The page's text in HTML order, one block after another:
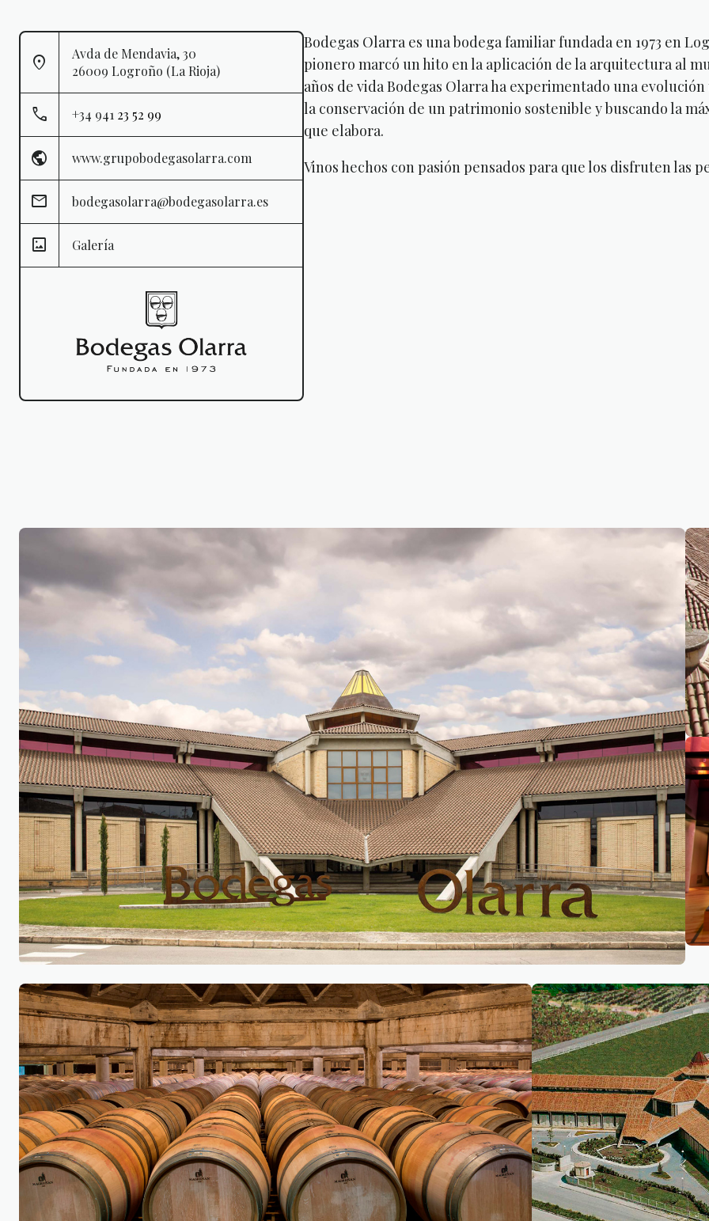
Avda de Mendavia, 30
26009 Logroño (La Rioja)
+34 941 23 52 99
www.grupobodegasolarra.com
bodegasolarra@bodegasolarra.es
Galería
Bodegas Olarra es una bodega familiar fundada en 1973 en
pionero marcó un hito en la aplicación de la arquitectura al
años de vida Bodegas Olarra ha experimentado una
la conservación de un patrimonio sostenible y buscando la
que elabora.
Vinos hechos con pasión pensados para que los disfruten las